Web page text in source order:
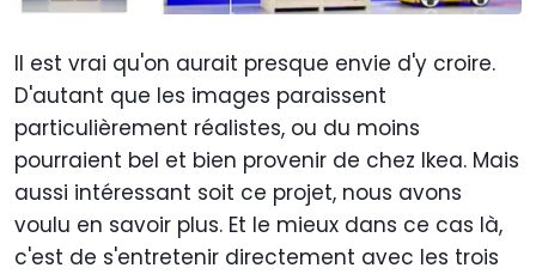
Il est vrai qu'on aurait presque envie d'y croire.
D'autant que les images paraissent
particulièrement réalistes, ou du moins
pourraient bel et bien provenir de chez Ikea. Mais
aussi intéressant soit ce projet, nous avons
voulu en savoir plus. Et le mieux dans ce cas là,
c'est de s'entretenir directement avec les trois